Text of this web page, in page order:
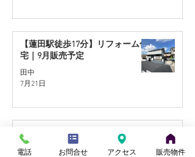
【蓮田駅徒歩17分】リフォーム住
宅｜9月販売予定
田中
7月21日
【北本市中丸・国道17号至近】リ
フォーム住宅｜9月販売予定
電話 お問合せ アクセス 販売物件